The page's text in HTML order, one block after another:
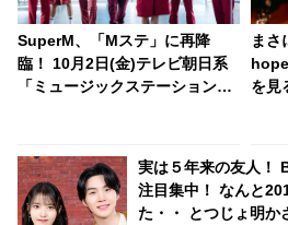
SuperM、「Mステ」に再降
臨！ 10月2日(金)テレビ朝日系
「ミュージックステーション3
を日本初披露へ
まさ
を見
行動
実は５年来の友人！
注目集中！ なんと
た・・ とつじょ明か